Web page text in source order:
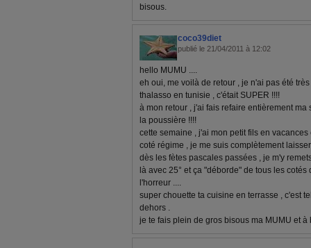
bisous.
coco39diet
publié le 21/04/2011 à 12:02
hello MUMU ....
eh oui, me voilà de retour , je n'ai pas été
thalasso en tunisie , c'était SUPER !!!!
à mon retour , j'ai fais refaire entièrement
la poussière !!!!
cette semaine , j'ai mon petit fils en vacances
coté régime , je me suis complètement
dès les fètes pascales passées , je m'y
là avec 25° et ça "déborde" de tous les
l'horreur ....
super chouette ta cuisine en terrasse , c'est
dehors .
je te fais plein de gros bisous ma MUMU et à